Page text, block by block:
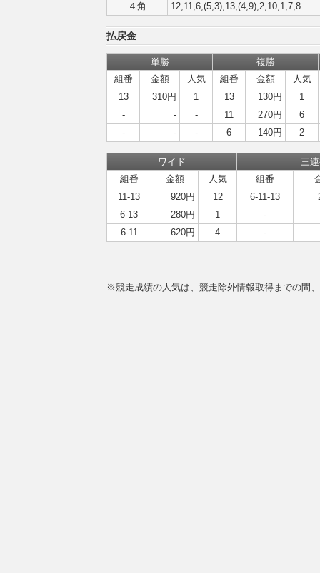
４角
12,11,6,(5,3),13,(4,9),2,10,1,7,8
払戻金
単勝
複勝
組番
金額 人気 組番 金額
人気
13
310円 1 13 130円
1
-
- - 11 270円
6
-
- - 6 140円 2
ワイド
三
組番
金額 人気 組番
11-13
920円 12 6-11-13
6-13
280円 1
-
6-11
620円 4 -
※競走成績の人気は、競走除外情報取得までの間